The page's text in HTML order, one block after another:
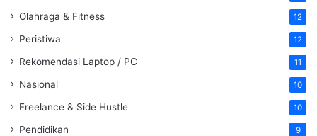
Olahraga & Fitness 12
Peristiwa 12
Rekomendasi Laptop / PC 11
Nasional 10
Freelance & Side Hustle 10
Pendidikan 9